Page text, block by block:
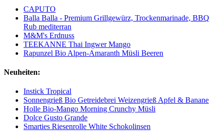
CAPUTO
Balla Balla - Premium Grillgewürz, Trockenmarinade, BBQ
Rub mediterran
M&M's Erdnuss
TEEKANNE Thai Ingwer Mango
Rapunzel Bio Alpen-Amaranth Müsli Beeren
Neuheiten:
Instick Tropical
Sonnengrieß Bio Getreidebrei Weizengrieß Apfel & Banane
Holle Bio-Mango Morning Crunchy Müsli
Dolce Gusto Grande
Smarties Riesenrolle White Schokolinsen